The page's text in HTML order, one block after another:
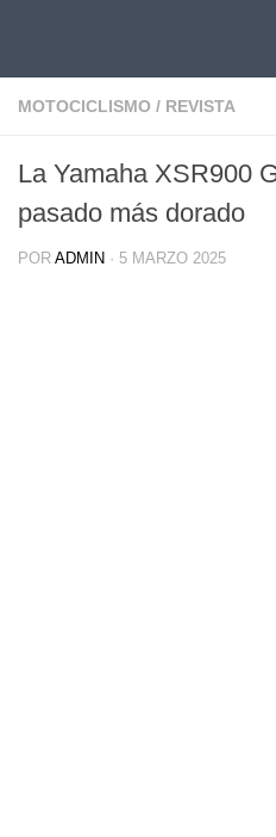
MOTOCICLISMO / REVISTA
La Yamaha XSR900
pasado más dorado
POR ADMIN · 5 MARZO 2025